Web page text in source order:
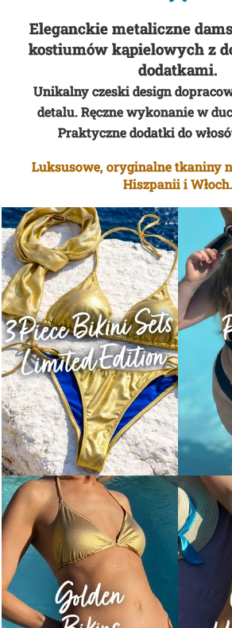
T
Ó
R
E
R
O
Z
U
M
I
E
J
Ą
K
O
B
E
T
Y
.
Eleganckie metaliczne
kostiumów kąpielowych z
dodatkami.
Unikalny czeski design
detalu. Ręczne wykonanie w
Praktyczne dodatki do
Luksusowe, oryginalne tkaniny
Hiszpanii i Włoch.
SZUKAJ
a
m
y